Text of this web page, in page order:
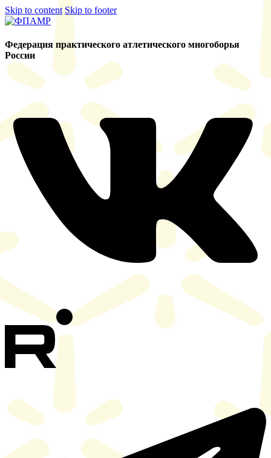
Skip to content Skip to footer
Федерация практического атлетического многоборья
России